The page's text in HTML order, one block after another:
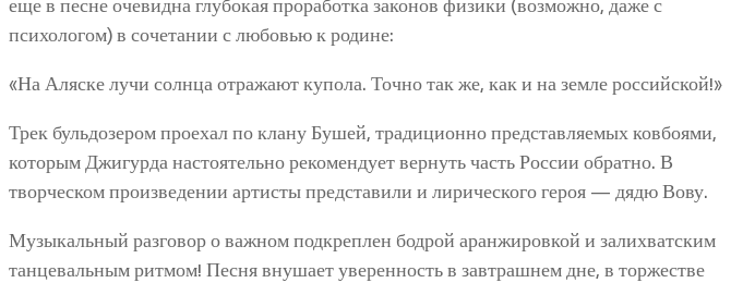
еще в песне очевидна глубокая проработка законов физики (возможно, даже с
психологом) в сочетании с любовью к родине:
«На Аляске лучи солнца отражают купола. Точно так же, как и на земле российской!»
Трек бульдозером проехал по клану Бушей, традиционно представляемых ковбоями,
которым Джигурда настоятельно рекомендует вернуть часть России обратно. В
творческом произведении артисты представили и лирического героя — дядю Вову.
Музыкальный разговор о важном подкреплен бодрой аранжировкой и залихватским
танцевальным ритмом! Песня внушает уверенность в зав­трашнем дне, в торжестве